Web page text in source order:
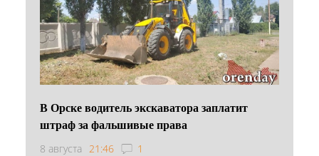
В Орске водитель экскаватора заплатит
штраф за фальшивые права
8 августа 21:46 1